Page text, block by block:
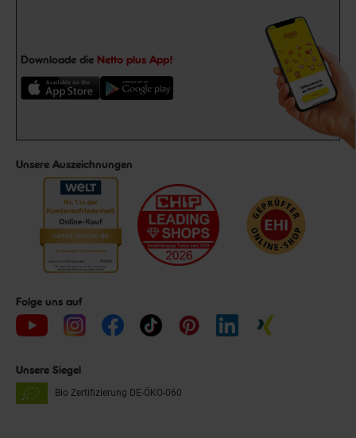
Downloade die Netto plus App!
Unsere Auszeichnungen
Folge uns auf
Unsere Siegel
Bio Zertifizierung DE-ÖKO-060